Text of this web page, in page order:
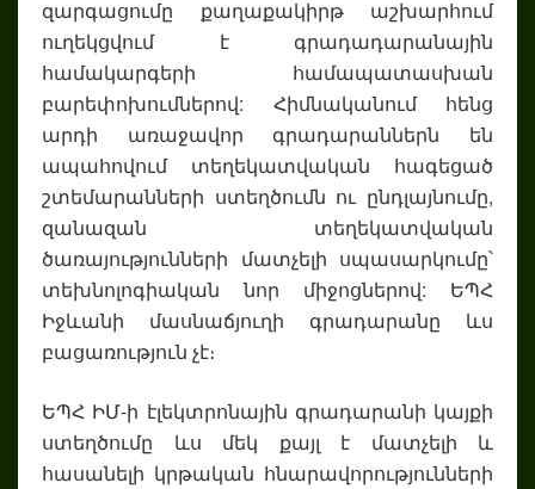
զարգացումը քաղաքակիրթ աշխարհում
ուղեկցվում է գրադադարանային
համակարգերի համապատասխան
բարեփոխումներով: Հիմնականում հենց
արդի առաջավոր գրադարաններն են
ապահովում տեղեկատվական հագեցած
շտեմարանների ստեղծումն ու ընդլայնումը,
զանազան տեղեկատվական
ծառայությունների մատչելի սպասարկումը՝
տեխնոլոգիական նոր միջոցներով: ԵՊՀ
Իջևանի մասնաճյուղի գրադարանը ևս
բացառություն չէ։
ԵՊՀ ԻՄ-ի էլեկտրոնային գրադարանի կայքի
ստեղծումը ևս մեկ քայլ է մատչելի և
հասանելի կրթական հնարավորությունների